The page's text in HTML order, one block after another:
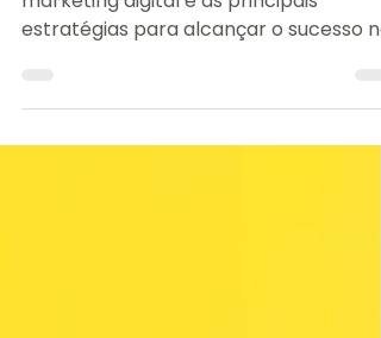
Os erros que não devo fazer no
internet.